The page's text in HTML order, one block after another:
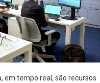
em tempo real, são recursos